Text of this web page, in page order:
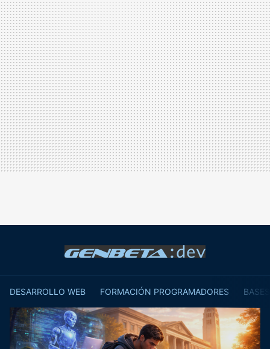
DESARROLLO WEB FORMACIÓN PROGRAMADORES